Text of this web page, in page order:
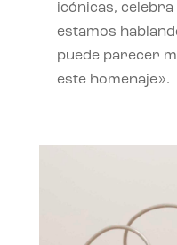
icónicas, celebra
estamos
puede parecer
este homenaje».